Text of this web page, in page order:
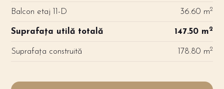
Balcon etaj 11-D 36.60 m2
Suprafața utilă totală 147.50 m2
Suprafața construită 178.80 m2